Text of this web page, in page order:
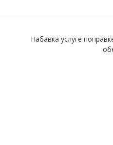
Набавка услуге